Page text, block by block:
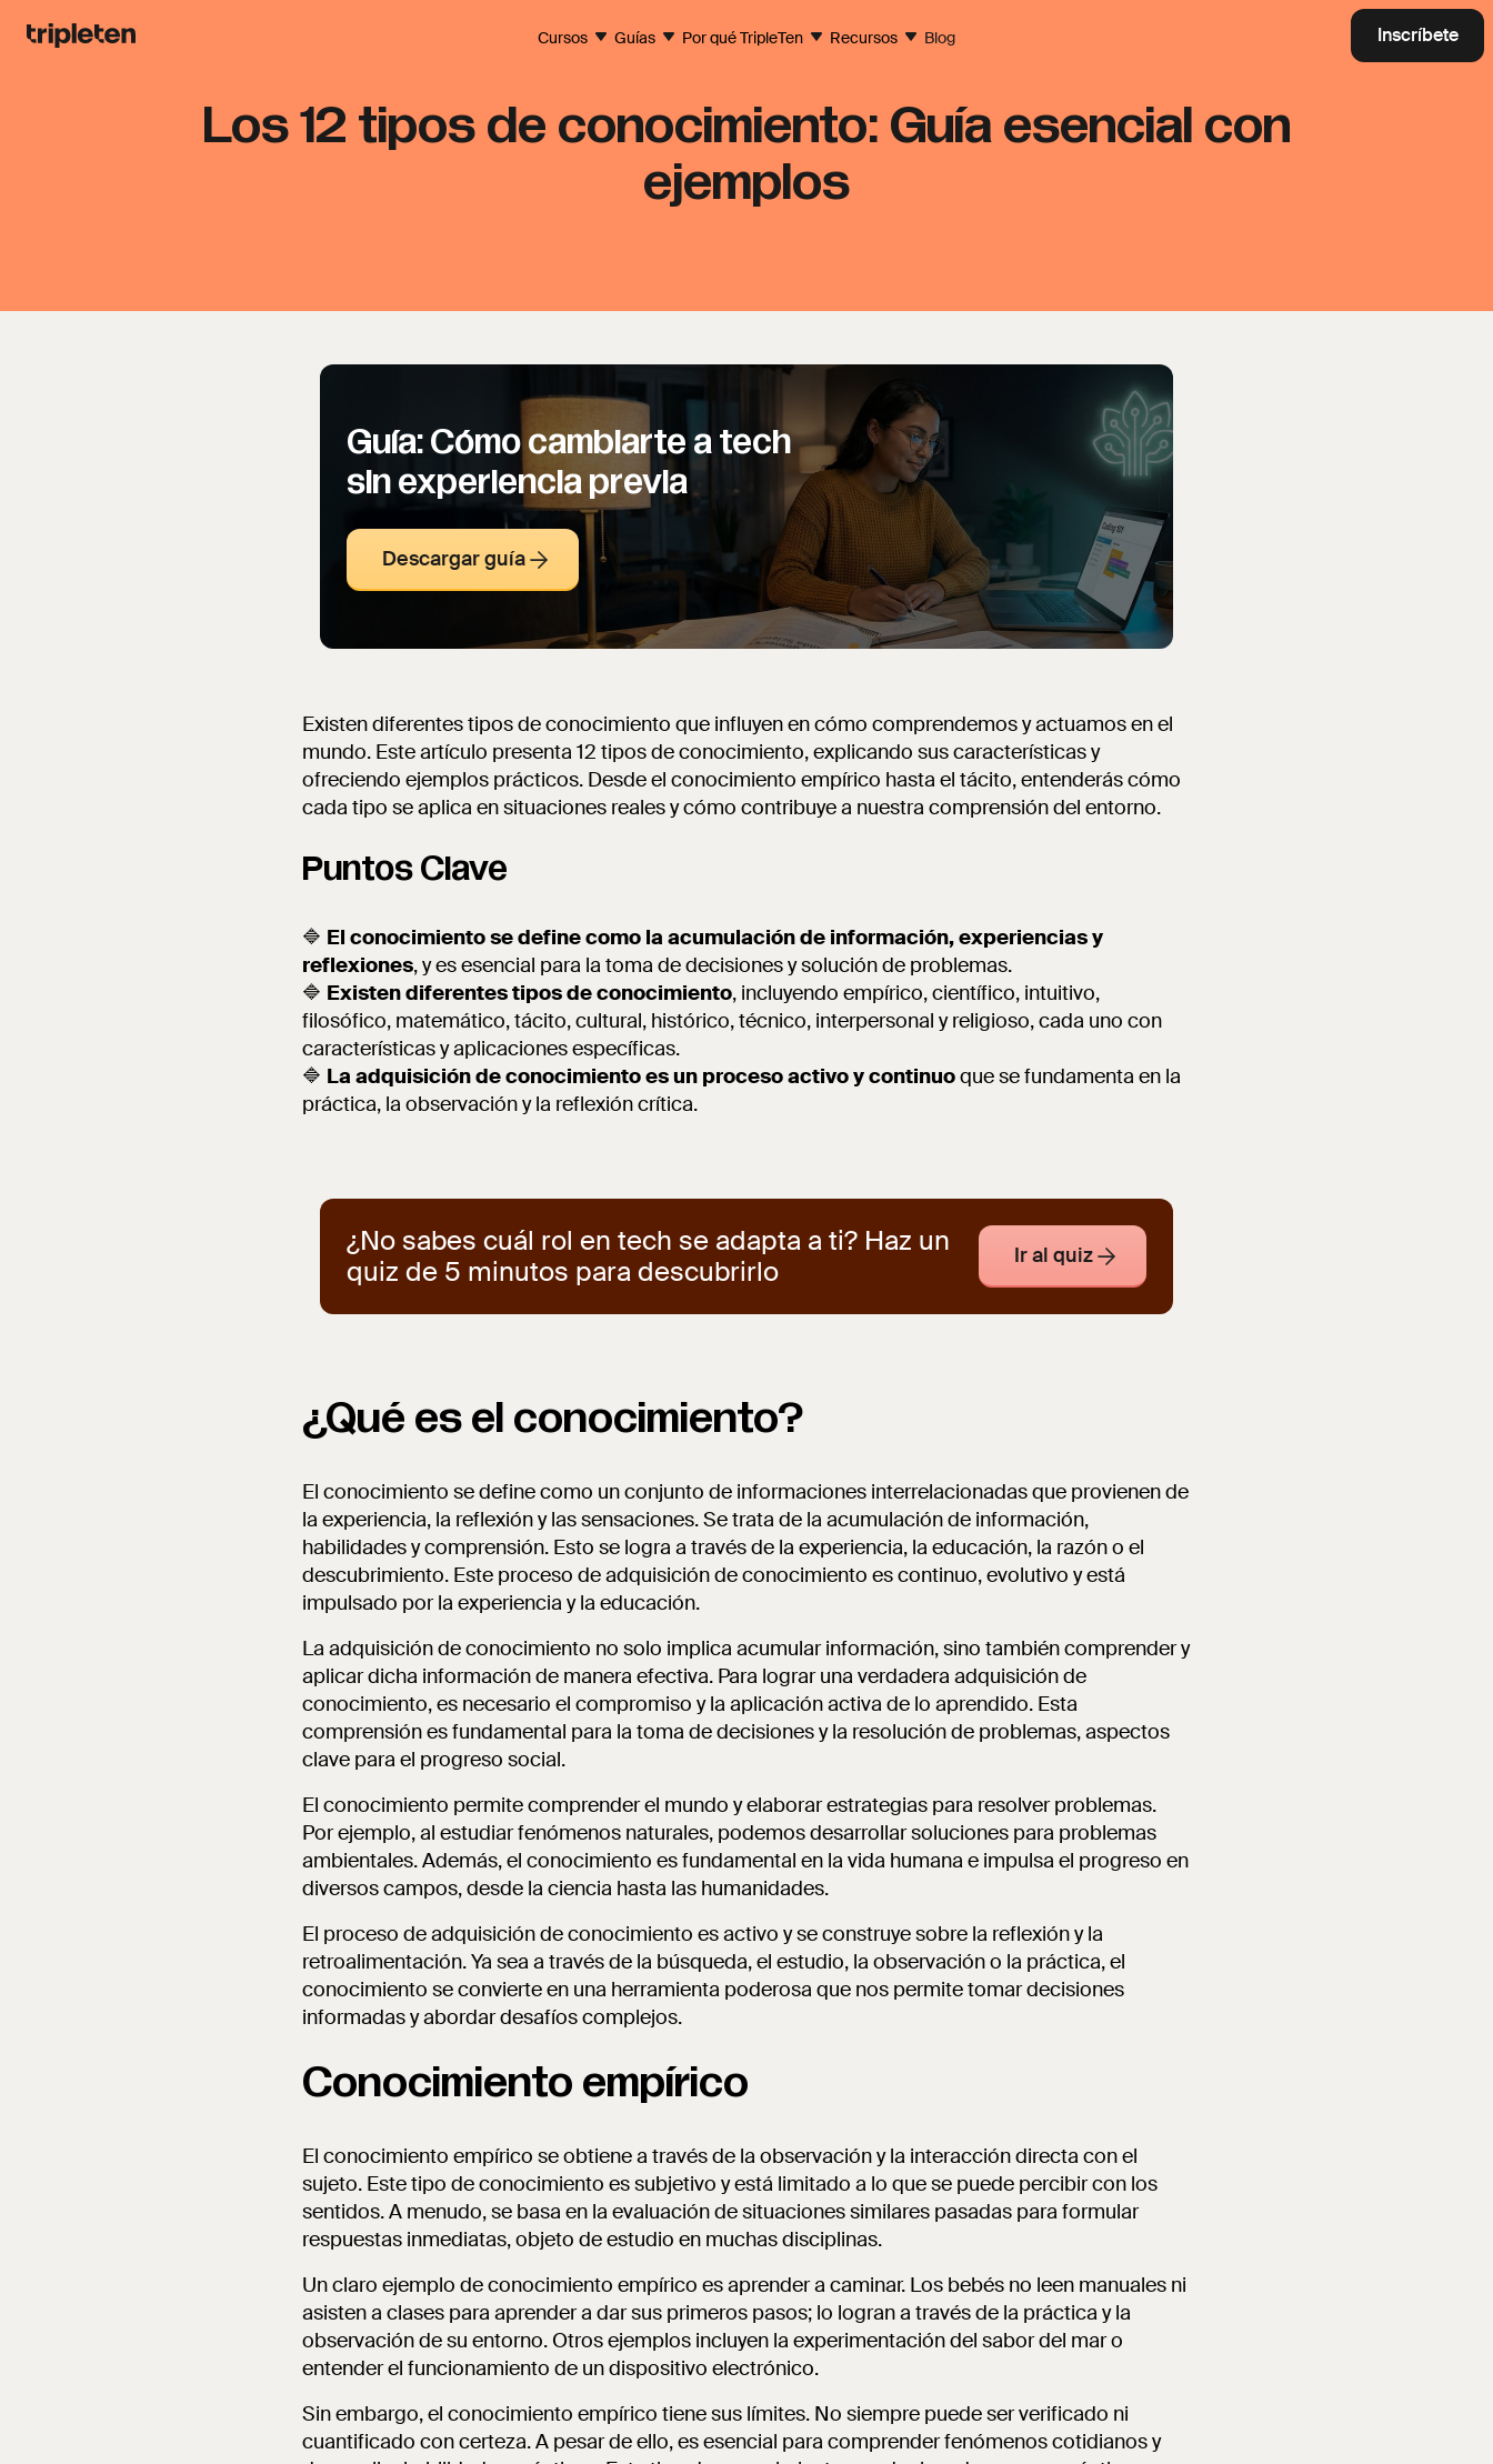
Cursos Guías Por qué TripleTen Recursos Blog Inscríbete
Los 12 tipos de conocimiento: Guía esencial con
ejemplos
Guía: Cómo cambiarte a tech
sin experiencia previa
Descargar guía
Existen diferentes tipos de conocimiento que influyen en cómo comprendemos y actuamos en el
mundo. Este artículo presenta 12 tipos de conocimiento, explicando sus características y
ofreciendo ejemplos prácticos. Desde el conocimiento empírico hasta el tácito, entenderás cómo
cada tipo se aplica en situaciones reales y cómo contribuye a nuestra comprensión del entorno.
Puntos Clave
🔷 El conocimiento se define como la acumulación de información, experiencias y
reflexiones, y es esencial para la toma de decisiones y solución de problemas.
🔷 Existen diferentes tipos de conocimiento, incluyendo empírico, científico, intuitivo,
filosófico, matemático, tácito, cultural, histórico, técnico, interpersonal y religioso, cada uno con
características y aplicaciones específicas.
🔷 La adquisición de conocimiento es un proceso activo y continuoque se fundamenta en la
práctica, la observación y la reflexión crítica.
¿No sabes cuál rol en tech se adapta a ti? Haz un
quiz de 5 minutos para descubrirlo
Ir al quiz
¿Qué es el conocimiento?
El conocimiento se define como un conjunto de informaciones interrelacionadas que provienen de
la experiencia, la reflexión y las sensaciones. Se trata de la acumulación de información,
habilidades y comprensión. Esto se logra a través de la experiencia, la educación, la razón o el
descubrimiento. Este proceso de adquisición de conocimiento es continuo, evolutivo y está
impulsado por la experiencia y la educación.
La adquisición de conocimiento no solo implica acumular información, sino también comprender y
aplicar dicha información de manera efectiva. Para lograr una verdadera adquisición de
conocimiento, es necesario el compromiso y la aplicación activa de lo aprendido. Esta
comprensión es fundamental para la toma de decisiones y la resolución de problemas, aspectos
clave para el progreso social.
El conocimiento permite comprender el mundo y elaborar estrategias para resolver problemas.
Por ejemplo, al estudiar fenómenos naturales, podemos desarrollar soluciones para problemas
ambientales. Además, el conocimiento es fundamental en la vida humana e impulsa el progreso en
diversos campos, desde la ciencia hasta las humanidades.
El proceso de adquisición de conocimiento es activo y se construye sobre la reflexión y la
retroalimentación. Ya sea a través de la búsqueda, el estudio, la observación o la práctica, el
conocimiento se convierte en una herramienta poderosa que nos permite tomar decisiones
informadas y abordar desafíos complejos.
Conocimiento empírico
El conocimiento empírico se obtiene a través de la observación y la interacción directa con el
sujeto. Este tipo de conocimiento es subjetivo y está limitado a lo que se puede percibir con los
sentidos. A menudo, se basa en la evaluación de situaciones similares pasadas para formular
respuestas inmediatas, objeto de estudio en muchas disciplinas.
Un claro ejemplo de conocimiento empírico es aprender a caminar. Los bebés no leen manuales ni
asisten a clases para aprender a dar sus primeros pasos; lo logran a través de la práctica y la
observación de su entorno. Otros ejemplos incluyen la experimentación del sabor del mar o
entender el funcionamiento de un dispositivo electrónico.
Sin embargo, el conocimiento empírico tiene sus límites. No siempre puede ser verificado ni
cuantificado con certeza. A pesar de ello, es esencial para comprender fenómenos cotidianos y